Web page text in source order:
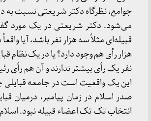
جوامع، نظرگاه دکتر شریعتی نسبت به
می‌شود. دکتر شریعتی در یک مورد
قبیله‌ای مثلاً سه هزار نفر باشد، آیا
هزار رأی هم وجود دارد؟ یا در یک نظام
نفر یک رأی بیشتر ندارند و آن هم رأی
این یک واقعیت است در جامعه قبایلی
صدر اسلام در زمان پیامبر، درمیان
انتخاب تک تک اعضاء قبیله نبود.